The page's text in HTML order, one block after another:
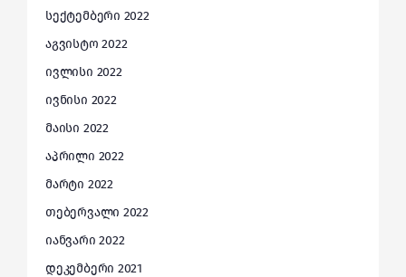
სექტემბერი 2022
აგვისტო 2022
ივლისი 2022
ივნისი 2022
მაისი 2022
აპრილი 2022
მარტი 2022
თებერვალი 2022
იანვარი 2022
დეკემბერი 2021